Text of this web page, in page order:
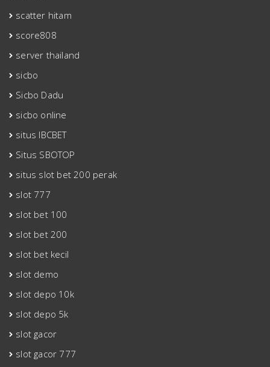
scatter hitam
score808
server thailand
sicbo
Sicbo Dadu
sicbo online
situs IBCBET
Situs SBOTOP
situs slot bet 200 perak
slot 777
slot bet 100
slot bet 200
slot bet kecil
slot demo
slot depo 10k
slot depo 5k
slot gacor
slot gacor 777